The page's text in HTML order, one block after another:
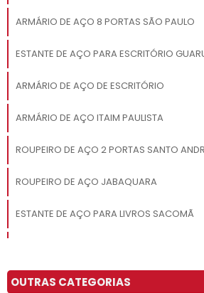
ARMÁRIO DE AÇO 8 PORTAS SÃO PAULO
ESTANTE DE AÇO PARA ESCRITÓRIO
ARMÁRIO DE AÇO DE ESCRITÓRIO
ARMÁRIO DE AÇO ITAIM PAULISTA
ROUPEIRO DE AÇO 2 PORTAS SANTO
ROUPEIRO DE AÇO JABAQUARA
ESTANTE DE AÇO PARA LIVROS SACOMÃ
ESTANTE DE AÇO PREÇO CAMPINAS
OUTRAS CATEGORIAS